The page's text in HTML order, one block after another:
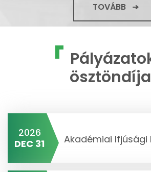
TOVÁBB
2026
DEC 31
Akadémiai Ifjúsági